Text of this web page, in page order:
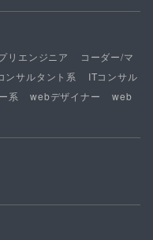
リエンジニア
コーダー/マ
ンサルタント系
ITコンサル
系 webデザイナー web